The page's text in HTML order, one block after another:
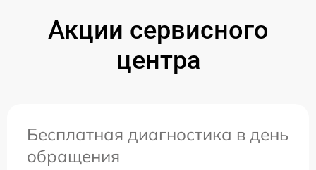
Акции сервисного
центра
Бесплатная диагностика в день
обращения